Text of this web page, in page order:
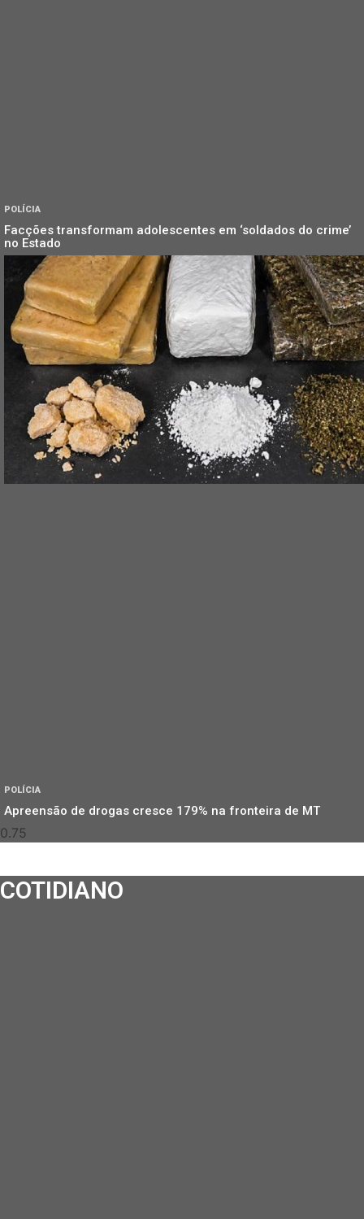
POLÍCIA
Facções transformam adolescentes em ‘soldados do crime’
no Estado
POLÍCIA
Apreensão de drogas cresce 179% na fronteira de MT
COTIDIANO